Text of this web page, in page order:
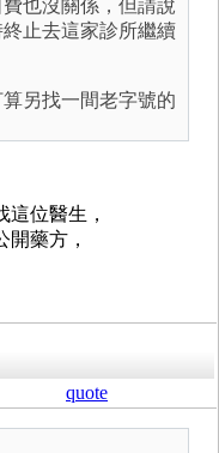
也沒關係，但請說
止去這家診所繼續
另找一間老字號的
位醫生，
藥方，
quote